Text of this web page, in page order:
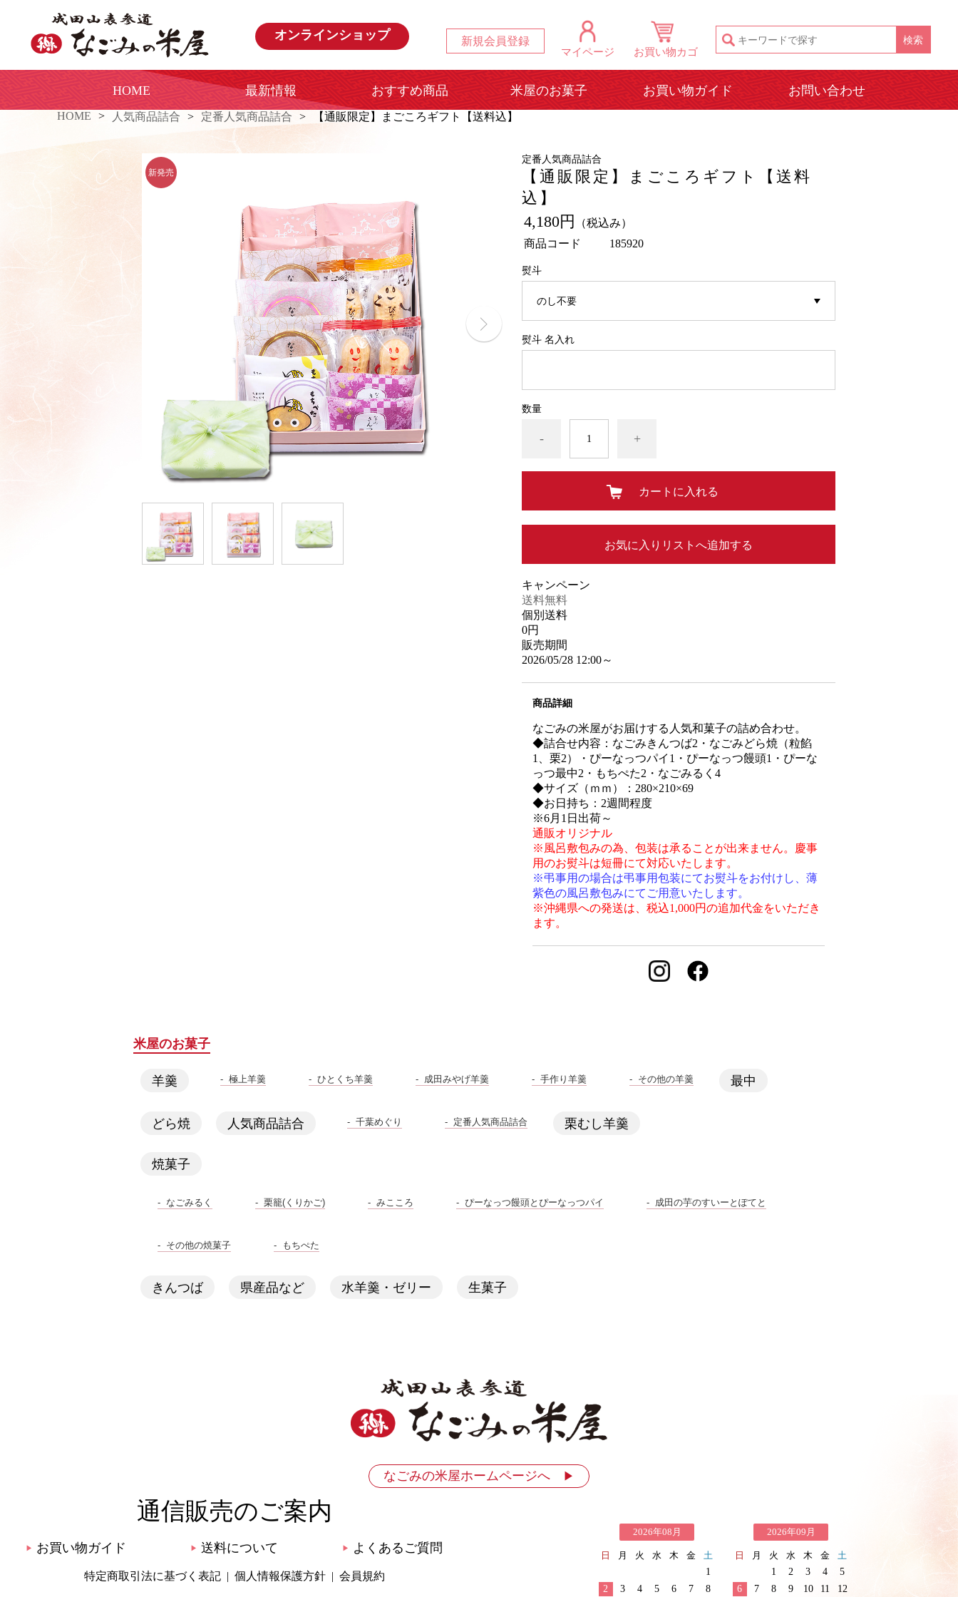
オンラインショップ
新規会員登録
マイページ
お買い物カゴ
HOME 最新情報 おすすめ商品 米屋のお菓子 お買い物ガイド お問い合わせ
HOME 人気商品詰合 定番人気商品詰合 【通販限定】まごころギフト【送料込】
定番人気商品詰合
【通販限定】まごころギフト【送料
込】
4,180円
（税込み）
商品コード
185920
熨斗
熨斗 名入れ
数量
- +
カートに入れる
お気に入りリストへ追加する
キャンペーン
送料無料
個別送料
0円
販売期間
2026/05/28 12:00～
商品詳細
なごみの米屋がお届けする人気和菓子の詰め合わせ。
◆詰合せ内容：なごみきんつば2・なごみどら焼（粒餡
1、栗2）・ぴーなっつパイ1・ぴーなっつ饅頭1・ぴーな
っつ最中2・もちぺた2・なごみるく4
◆サイズ（ｍｍ）：280×210×69
◆お日持ち：2週間程度
※6月1日出荷～
通販オリジナル
※風呂敷包みの為、包装は承ることが出来ません。慶事
用のお熨斗は短冊にて対応いたします。
※弔事用の場合は弔事用包装にてお熨斗をお付けし、薄
紫色の風呂敷包みにてご用意いたします。
※沖縄県への発送は、税込1,000円の追加代金をいただき
ます。
米屋のお菓子
羊羹 極上羊羹 ひとくち羊羹 成田みやげ羊羹 手作り羊羹 その他の羊羹 最中
どら焼 人気商品詰合 千葉めぐり 定番人気商品詰合 栗むし羊羹
焼菓子
なごみるく 栗籠(くりかご) みこころ ぴーなっつ饅頭とぴーなっつパイ 成田の芋のすいーとぽてと
その他の焼菓子 もちぺた
きんつば 県産品など 水羊羹・ゼリー 生菓子
なごみの米屋ホームページへ ▶
通信販売のご案内
▶ お買い物ガイド ▶ 送料について ▶ よくあるご質問
特定商取引法に基づく表記 個人情報保護方針 会員規約
2026年08月
日 月 火 水 木 金
土
1
2
3 4 5 6 7 8
2026年09月
日 月 火 水 木 金
土
1
2 3 4
5
6
7 8 9 10 11 12